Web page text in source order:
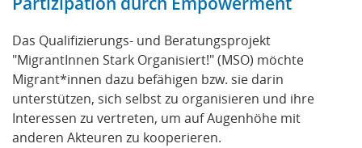
Das Qualifizierungs- und Beratungsprojekt
"MigrantInnen Stark Organisiert!" (MSO) möchte
Migrant*innen dazu befähigen bzw. sie darin
unterstützen, sich selbst zu organisieren und ihre
Interessen zu vertreten, um auf Augenhöhe mit
anderen Akteuren zu kooperieren.